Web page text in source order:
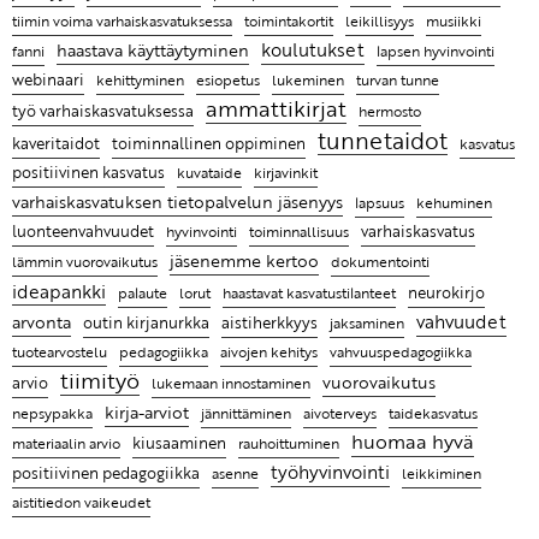
KYYTI 2022 on Suomen innostavin korona-ajan
opetusalan tapahtuma
tärkeää tunnetaitojen opettaminen on lapsille
Elina Rostin mielestä on tärkeä nähdä jokaisessa
lapsessa ja aikuisessa vahvuuksia
Ammattikirjojen lukeminen on pieni pysähdys oman
työn äärelle
Entä jos lapsen hyvän kasvun juuret ovat tiimissäsi?
Leikin lomassa on luontevaa harjoitella uusia taitoja
Ratkaisujen muistitaulu
Lasten kanssa jokainen päivä on erilainen ja se
tekeekin työstä mielenkiintoista
Ammattikirjat auttavat ymmärtämään, miksi lapsi
käyttäytyy tietyllä tavalla ja antaa parempia keinoja
kohdata hänet
tiimin voima varhaiskasvatuksessa toimintakortit leikillisyys musiikki
fanni haastava käyttäytyminen koulutukset lapsen hyvinvointi
webinaari kehittyminen esiopetus lukeminen turvan tunne
työ varhaiskasvatuksessa ammattikirjat hermosto
kaveritaidot toiminnallinen oppiminen tunnetaidot kasvatus
positiivinen kasvatus kuvataide kirjavinkit
varhaiskasvatuksen tietopalvelun jäsenyys lapsuus
kehuminen
luonteenvahvuudet
hyvinvointi toiminnallisuus varhaiskasvatus
lämmin vuorovaikutus jäsenemme kertoo dokumentointi
ideapankki palaute lorut haastavat kasvatustilanteet neurokirjo
arvonta outin kirjanurkka aistiherkkyys jaksaminen vahvuudet
tuotearvostelu pedagogiikka aivojen kehitys vahvuuspedagogiikka
arvio tiimityö lukemaan innostaminen vuorovaikutus
nepsypakka kirja-arviot jännittäminen aivoterveys taidekasvatus
materiaalin arvio kiusaaminen rauhoittuminen huomaa hyvä
positiivinen pedagogiikka asenne työhyvinvointi leikkiminen
aistitiedon vaikeudet